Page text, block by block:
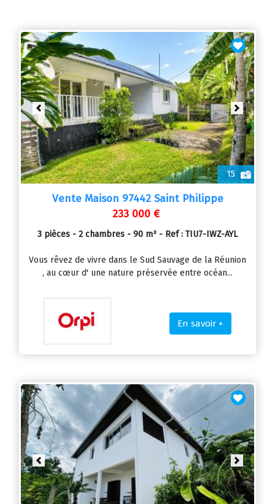
15
Previous Next
Vente Maison 97442 Saint Philippe
233 000 €
3 pièces - 2 chambres - 90 m² - Ref : TIU7-IWZ-AYL
Vous rêvez de vivre dans le Sud Sauvage de la Réunion
, au cœur d' une nature préservée entre océan...
En savoir +
Previous Next